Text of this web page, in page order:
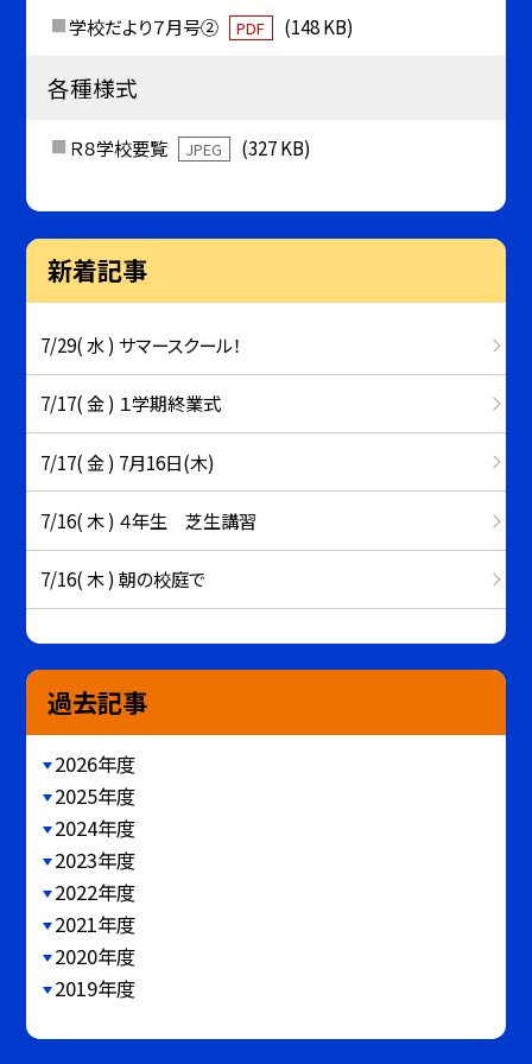
学校だより７月号② PDF (148 KB)
各種様式
Ｒ８学校要覧 JPEG (327 KB)
新着記事
7/29( 水 ) サマースクール！
7/17( 金 ) １学期終業式
7/17( 金 ) 7月16日(木)
7/16( 木 ) ４年生 芝生講習
7/16( 木 ) 朝の校庭で
過去記事
2026年度
2025年度
2024年度
2023年度
2022年度
2021年度
2020年度
2019年度